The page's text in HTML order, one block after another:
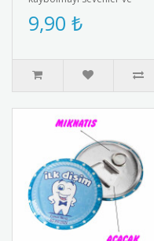
ders yükünün altından
başarıyla kalkanlar için
9,90 ₺